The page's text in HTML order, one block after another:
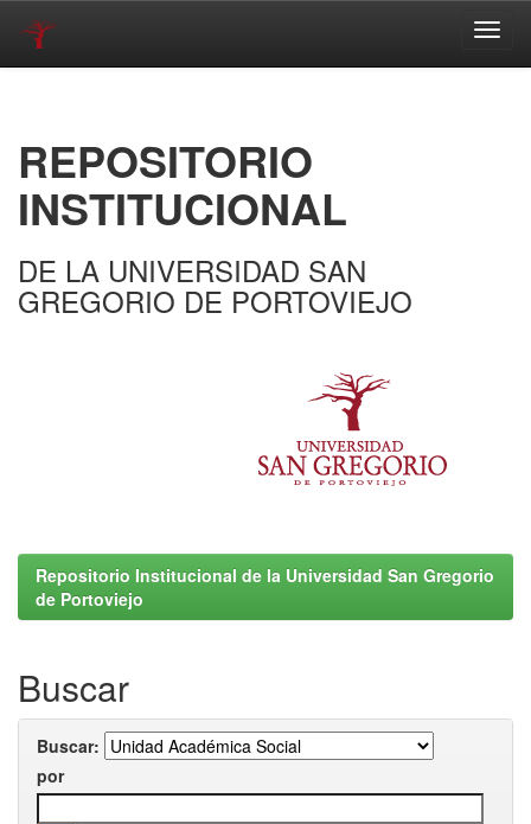
REPOSITORIO
INSTITUCIONAL
DE LA UNIVERSIDAD SAN
GREGORIO DE PORTOVIEJO
Repositorio Institucional de la Universidad San Gregorio
de Portoviejo
Buscar
Buscar:
por